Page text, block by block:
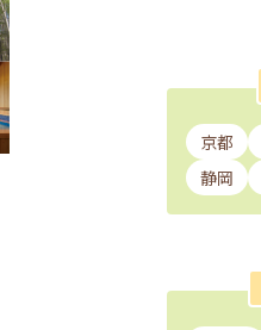
京都
静岡